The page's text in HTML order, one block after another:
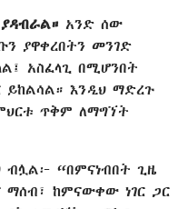
አንድ ሰው
ያዋቀረበትን መንገድ
አስፈላጊ በሚሆንበት
ይከልሳል። እንዲህ ማድረጉ
ጥቅም ለማግኘት
ብሏል፦ “በምናነብበት ጊዜ
ማሰብ፣ ከምናውቀው ነገር ጋር